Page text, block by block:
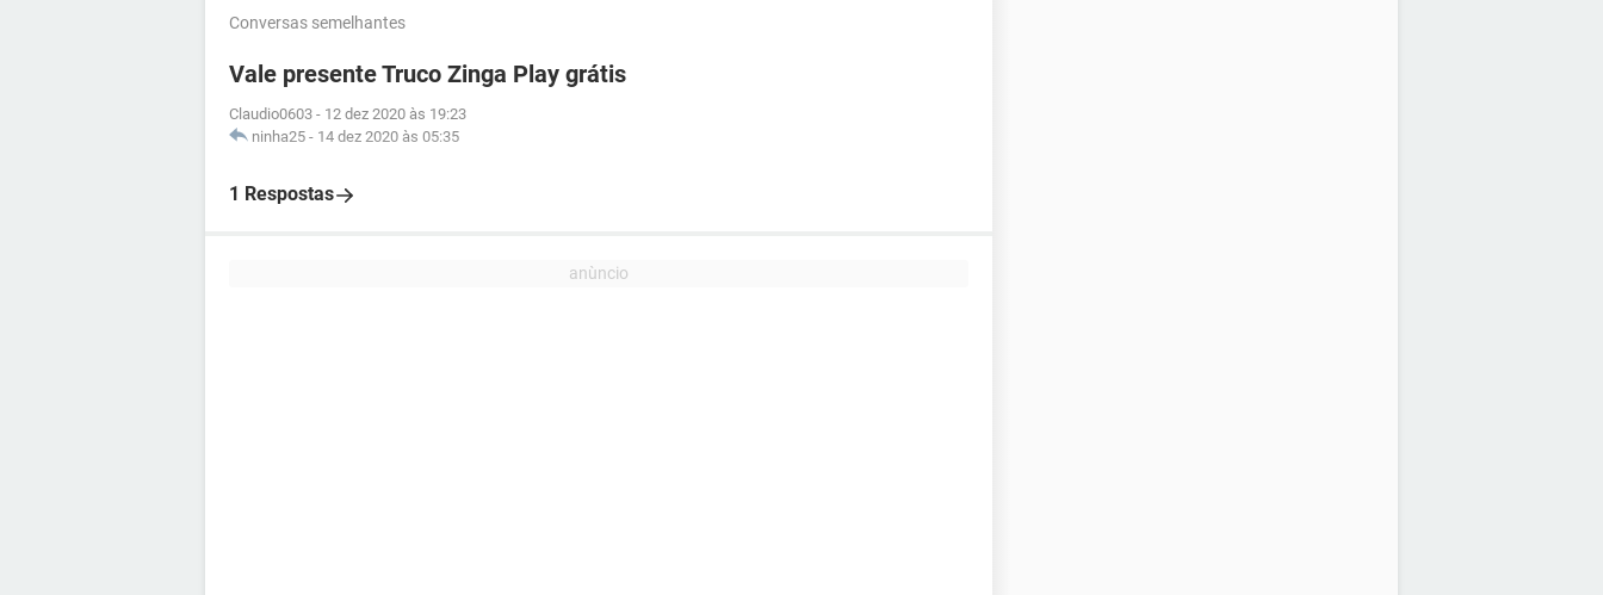
Conversas semelhantes
Vale presente Truco Zinga Play grátis
Claudio0603 - 12 dez 2020 às 19:23
ninha25 - 14 dez 2020 às 05:35
1 Respostas